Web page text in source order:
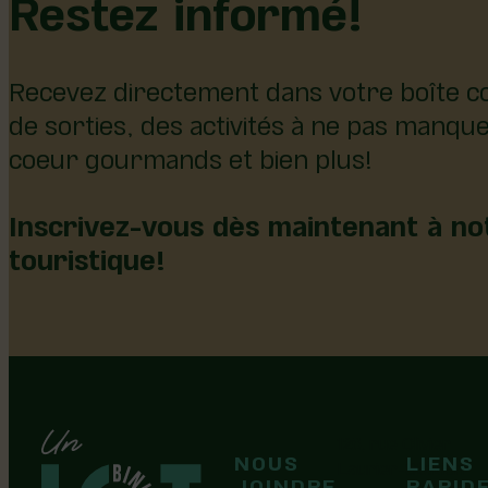
Recevez directement dans votre boîte
de sorties, des activités à ne pas
coeur gourmands et bien plus!
Inscrivez-vous dès maintenant à
touristique!
NOUS
Laurier-Station
LIENS